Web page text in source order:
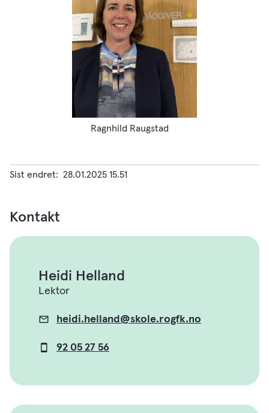
Ragnhild Raugstad
Sist endret 28.01.2025 15.51
Kontakt
Heidi Helland
Lektor
post
heidi.helland@skole.rogfk.no
Mobil
92 05 27 56